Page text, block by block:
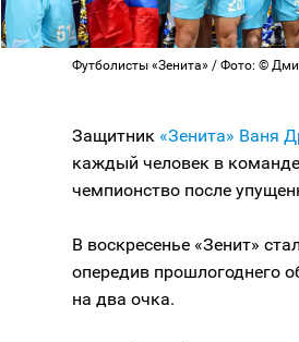
Футболисты «Зенита» / Фото: ©
Защитник «Зенита» Ваня
каждый человек в
чемпионство после
В воскресенье «Зенит»
опередив прошлогоднего
на два очка.